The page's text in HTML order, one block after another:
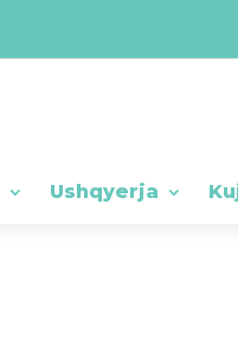
Ushqyerja